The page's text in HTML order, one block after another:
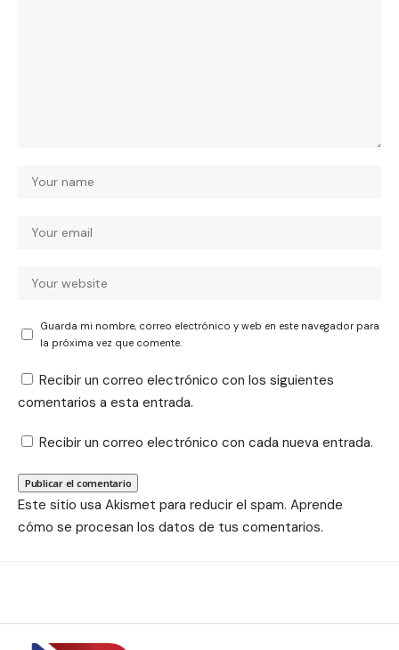
Guarda mi nombre, correo electrónico y web en este navegador para
la próxima vez que comente.
Recibir un correo electrónico con los siguientes
comentarios a esta entrada.
Recibir un correo electrónico con cada nueva entrada.
Este sitio usa Akismet para reducir el spam. Aprende
cómo se procesan los datos de tus comentarios.